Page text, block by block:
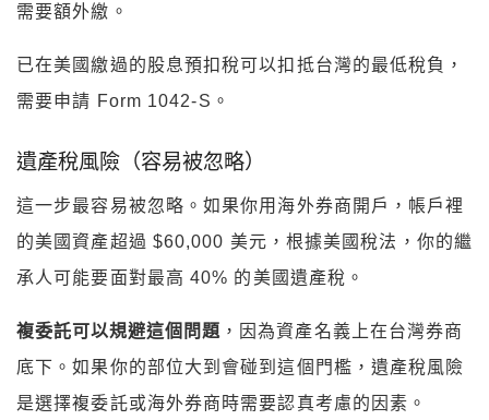
需要額外繳。
已在美國繳過的股息預扣稅可以扣抵台灣的最低稅負，
需要申請 Form 1042-S。
遺產稅風險（容易被忽略）
這一步最容易被忽略。如果你用海外券商開戶，帳戶裡
的美國資產超過 $60,000 美元，根據美國稅法，你的繼
承人可能要面對最高 40% 的美國遺產稅。
複委託可以規避這個問題 ，因為資產名義上在台灣券商
底下。如果你的部位大到會碰到這個門檻，遺產稅風險
是選擇複委託或海外券商時需要認真考慮的因素。